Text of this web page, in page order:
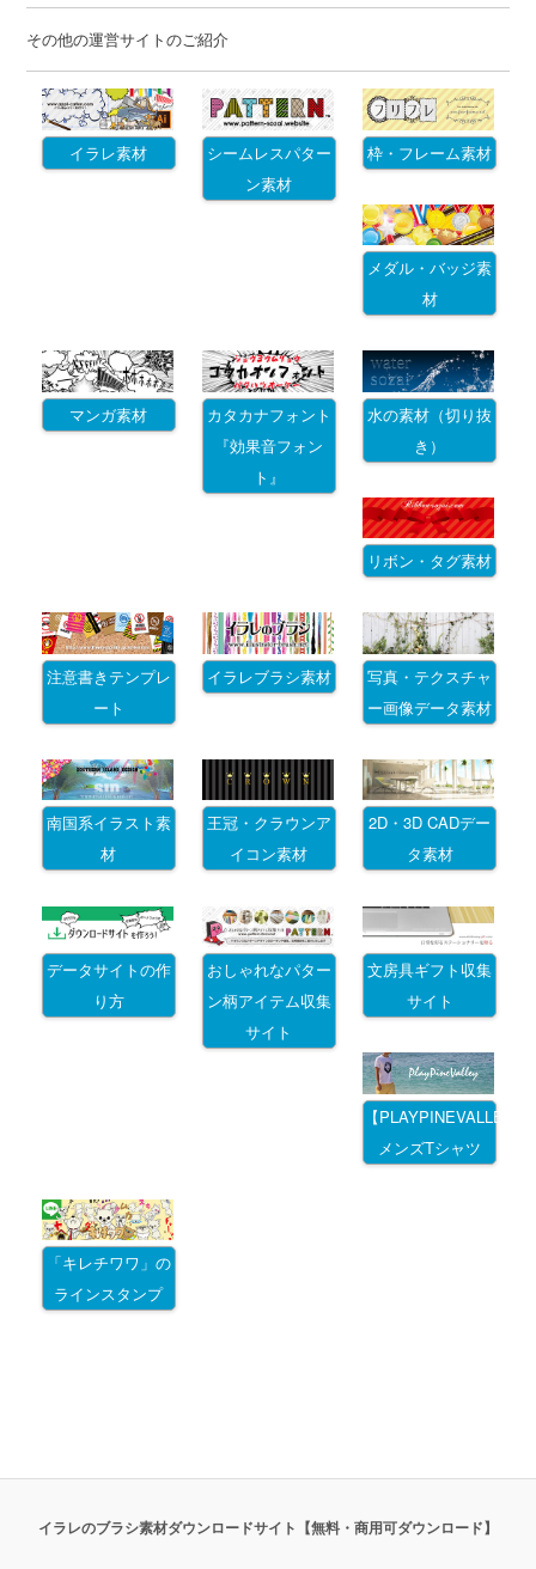
その他の運営サイトのご紹介
イラレ素材
シームレスパター
ン素材
枠・フレーム素材
メダル・バッジ素
材
マンガ素材
カタカナフォント
『効果音フォン
ト』
水の素材（切り抜
き）
リボン・タグ素材
注意書きテンプレ
ート
イラレブラシ素材
写真・テクスチャ
ー画像データ素材
南国系イラスト素
材
王冠・クラウンア
イコン素材
2D・3D CADデー
タ素材
データサイトの作
り方
おしゃれなパター
ン柄アイテム収集
サイト
文房具ギフト収集
サイト
【PLAYPINEVALLEY
メンズTシャツ
「キレチワワ」の
ラインスタンプ
イラレのブラシ素材ダウンロードサイト【無料・商用可ダウンロード】